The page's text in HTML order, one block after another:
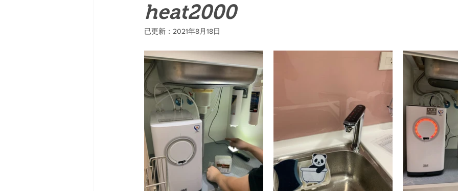
heat2000
已更新： 2021年8月18日